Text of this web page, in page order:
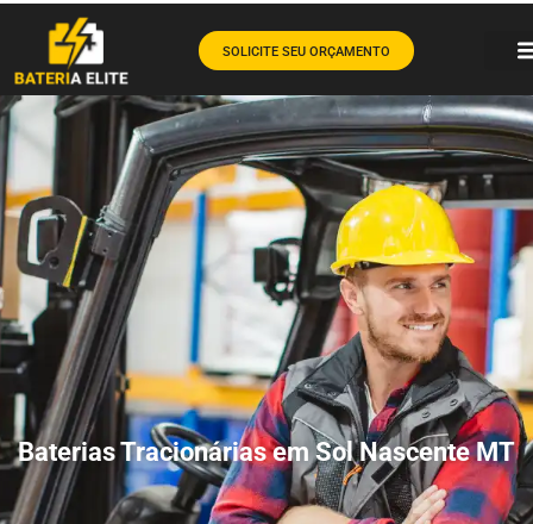
SOLICITE SEU ORÇAMENTO
Baterias Tracionárias em Sol Nascente MT